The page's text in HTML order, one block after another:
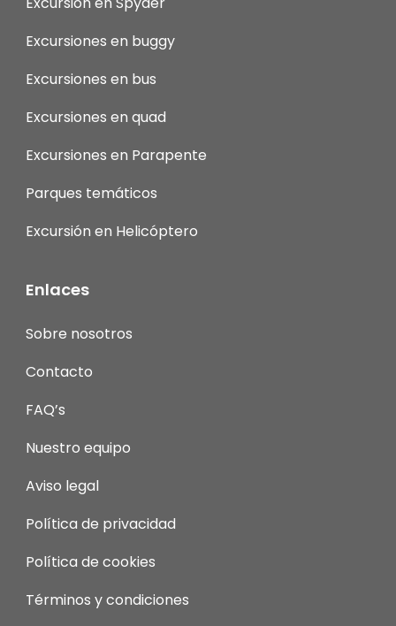
Excursiones en buggy
Excursiones en bus
Excursiones en quad
Excursiones en Parapente
Parques temáticos
Excursión en Helicóptero
Enlaces
Sobre nosotros
Contacto
FAQ’s
Nuestro equipo
Aviso legal
Política de privacidad
Política de cookies
Términos y condiciones